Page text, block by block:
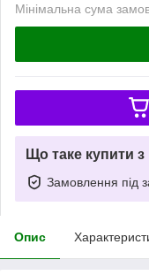
Мінімальна сума
Що таке купити
Замовлення під
Опис